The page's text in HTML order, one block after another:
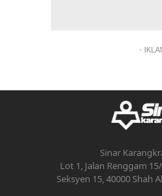
-
Sinar
Lot 1, Jalan Renggam
Seksyen 15, 40000 Shah